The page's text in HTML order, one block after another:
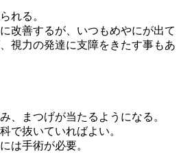
れる。
改善するが、いつもめやにが出て
視力の発達に支障をきたす事もあ
、まつげが当たるようになる。
で抜いていればよい。
は手術が必要。